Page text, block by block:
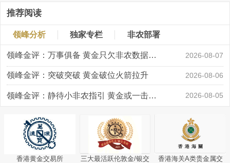
推荐阅读
领峰分析 独家专栏 非农部署
领峰金评：万事俱备 黄金只欠非农数据“东风” 2026-08-07
领峰金评：突破突破 黄金破位火箭拉升 2026-08-06
领峰金评：静待小非农指引 黄金或一击破局 2026-08-05
香港黄金交易所
三大最活跃伦敦金/银交
香港海关A类贵金属交